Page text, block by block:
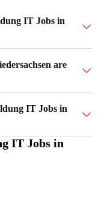
IT Jobs in
are
IT Jobs in
in
IT Jobs in